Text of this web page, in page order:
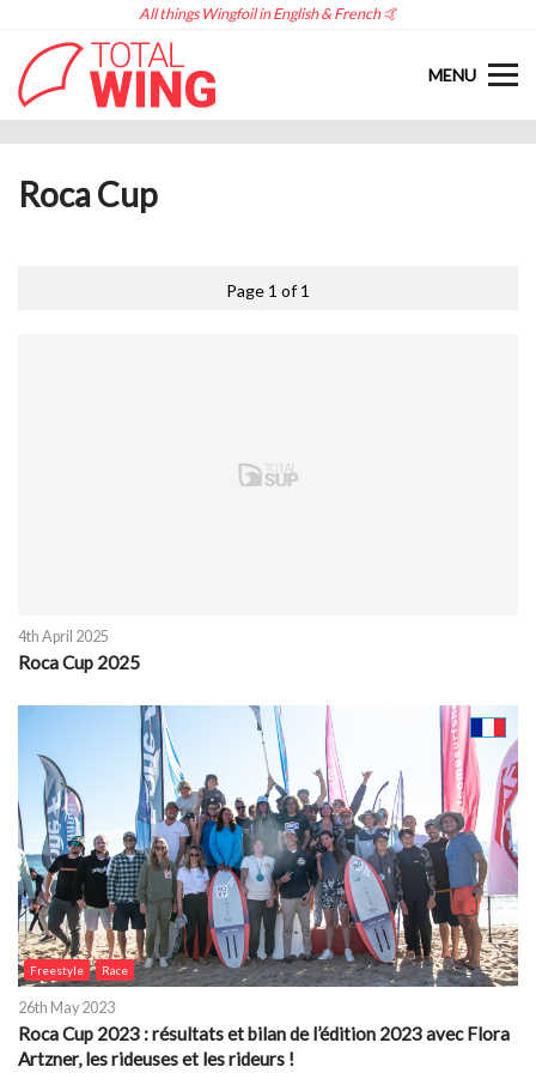
All things Wingfoil in English & French 🤙
MENU
Roca Cup
Page 1 of 1
4th April 2025
Roca Cup 2025
Freestyle Race
26th May 2023
Roca Cup 2023 : résultats et bilan de l’édition 2023 avec Flora
Artzner, les rideuses et les rideurs !